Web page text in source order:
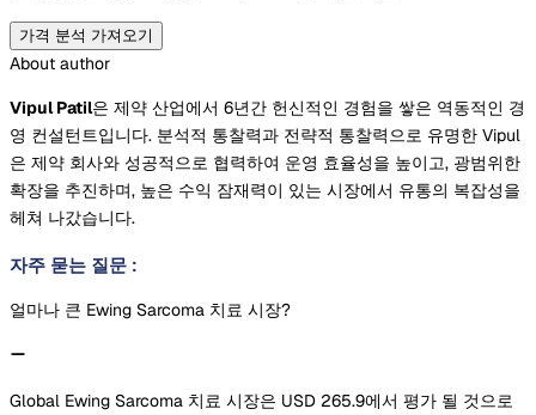
가격 분석 가져오기
About author
Vipul Patil은 제약 산업에서 6년간 헌신적인 경험을 쌓은 역동적인 경
영 컨설턴트입니다. 분석적 통찰력과 전략적 통찰력으로 유명한 Vipul
은 제약 회사와 성공적으로 협력하여 운영 효율성을 높이고, 광범위한
확장을 추진하며, 높은 수익 잠재력이 있는 시장에서 유통의 복잡성을
헤쳐 나갔습니다.
자주 묻는 질문 :
얼마나 큰 Ewing Sarcoma 치료 시장?
Global Ewing Sarcoma 치료 시장은 USD 265.9에서 평가 될 것으로